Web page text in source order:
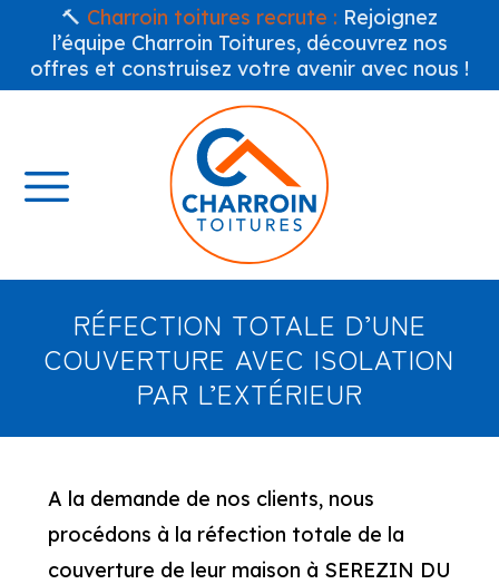
🔨 Charroin toitures recrute : Rejoignez
l’équipe Charroin Toitures, découvrez nos
offres et construisez votre avenir avec nous !
RÉFECTION TOTALE D’UNE
COUVERTURE AVEC ISOLATION
PAR L’EXTÉRIEUR
A la demande de nos clients, nous
procédons à la réfection totale de la
couverture de leur maison à SEREZIN DU